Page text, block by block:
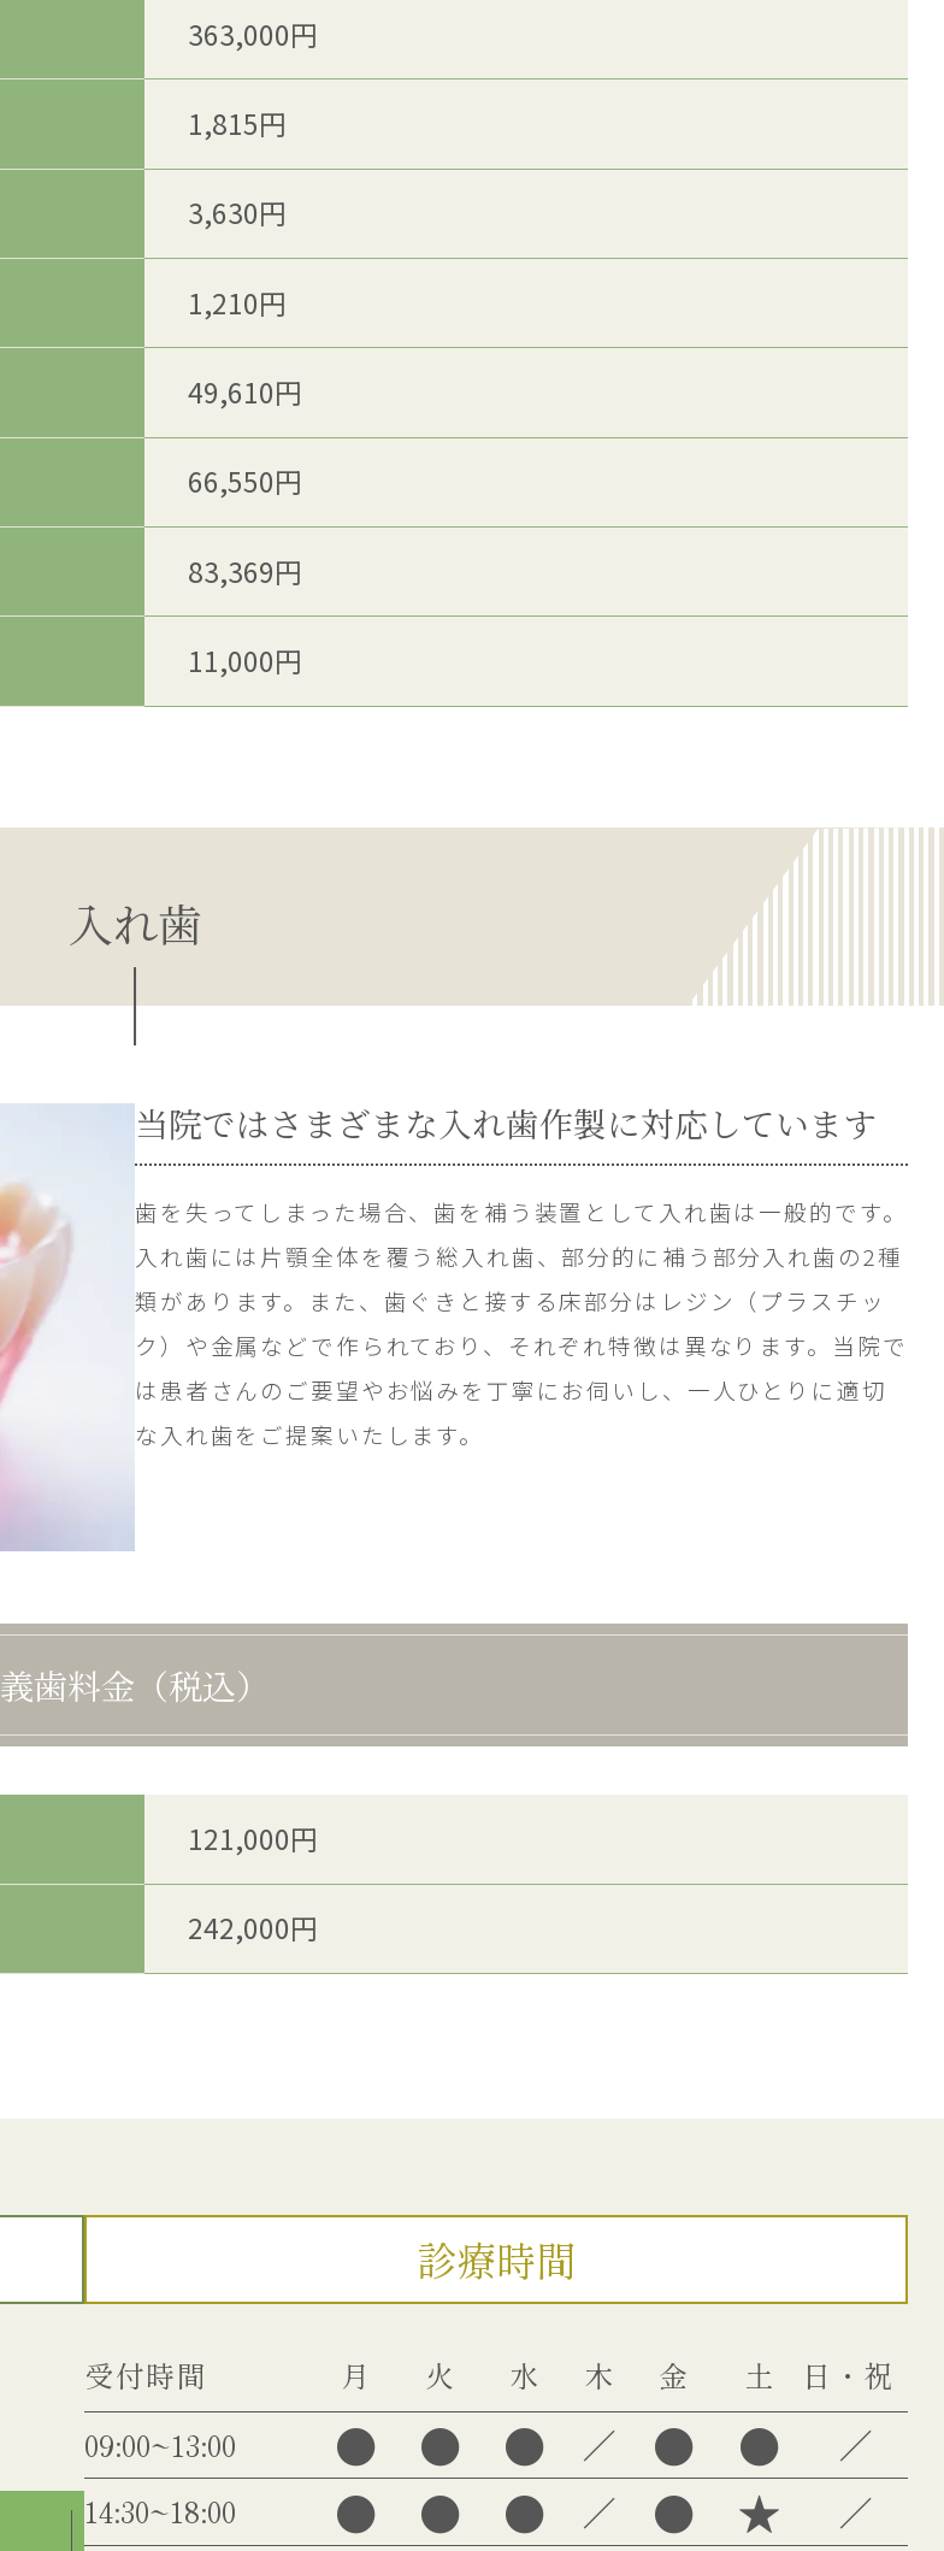
363,000円
1,815円
3,630円
1,210円
49,610円
66,550円
83,369円
11,000円
入れ歯
当院ではさまざまな入れ歯作製に対応しています
歯を失ってしまった場合、歯を補う装置として入れ歯は一般的です。
入れ歯には片顎全体を覆う総入れ歯、部分的に補う部分入れ歯の2種
類があります。また、歯ぐきと接する床部分はレジン（プラスチッ
ク）や金属などで作られており、それぞれ特徴は異なります。当院で
は患者さんのご要望やお悩みを丁寧にお伺いし、一人ひとりに適切
な入れ歯をご提案いたします。
義歯料金（税込）
121,000円
242,000円
診療時間
受付時間 月 火 水 木 金 土
日・祝
09:00~13:00
● ● ● ／ ● ● ／
14:30~18:00 ● ● ● ／ ● ★ ／